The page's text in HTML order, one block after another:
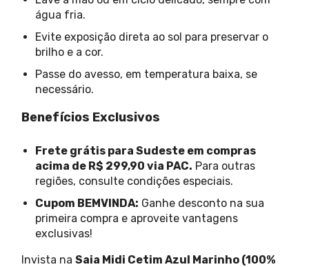
água fria.
Evite exposição direta ao sol para preservar o
brilho e a cor.
Passe do avesso, em temperatura baixa, se
necessário.
Benefícios Exclusivos
Frete grátis para Sudeste em compras
acima de R$ 299,90 via PAC. Para outras
regiões, consulte condições especiais.
Cupom BEMVINDA: Ganhe desconto na sua
primeira compra e aproveite vantagens
exclusivas!
Invista na Saia Midi Cetim Azul Marinho (100%